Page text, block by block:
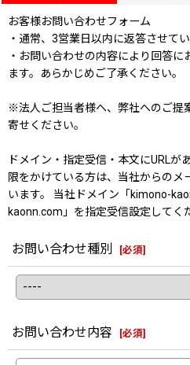
お客様お問い合わせフォーム
・通常、3営業日以内に返答させてい
・お問い合わせの内容により回答
ます。あらかじめご了承ください。
※法人ご担当者様へ、弊社へのご提
寄せください。
ドメイン・指定受信・本文にURLが
限をかけている方は、当社からの
います。 当社ドメイン「kimono-
kaonn.com」を指定受信設定してく
お問い合わせ種別 [必須]
お問い合わせ内容 [必須]